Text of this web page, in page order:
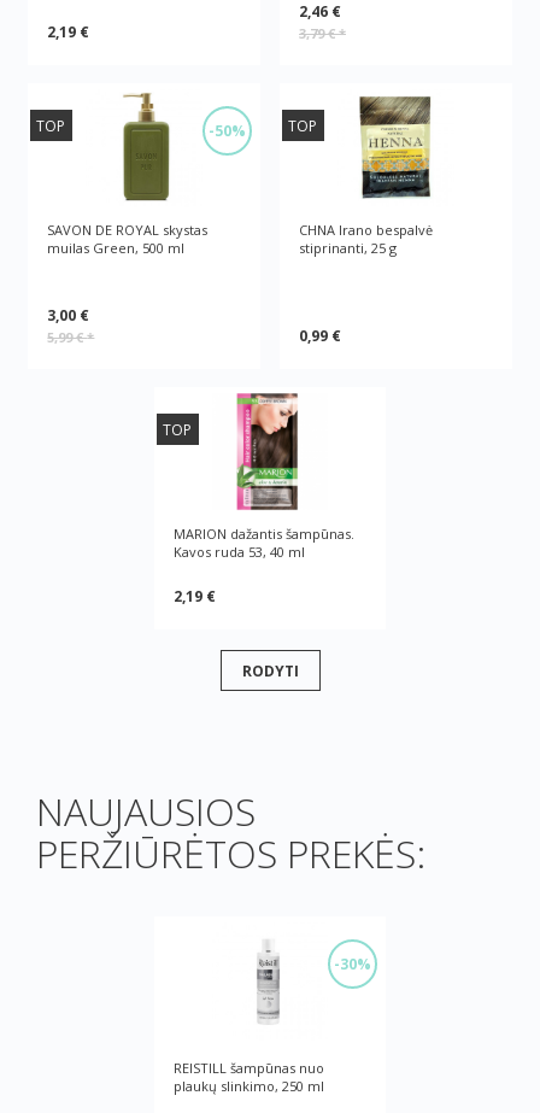
2,19 €
2,46 €
3,79 €*
-50%
TOP
SAVON DE ROYAL skystas
muilas Green, 500 ml
3,00 €
5,99 €*
TOP
CHNA Irano bespalvė
stiprinanti, 25 g
0,99 €
TOP
MARION dažantis šampūnas.
Kavos ruda 53, 40 ml
2,19 €
RODYTI
NAUJAUSIOS
PERŽIŪRĖTOS PREKĖS:
-30%
REISTILL šampūnas nuo
plaukų slinkimo, 250 ml